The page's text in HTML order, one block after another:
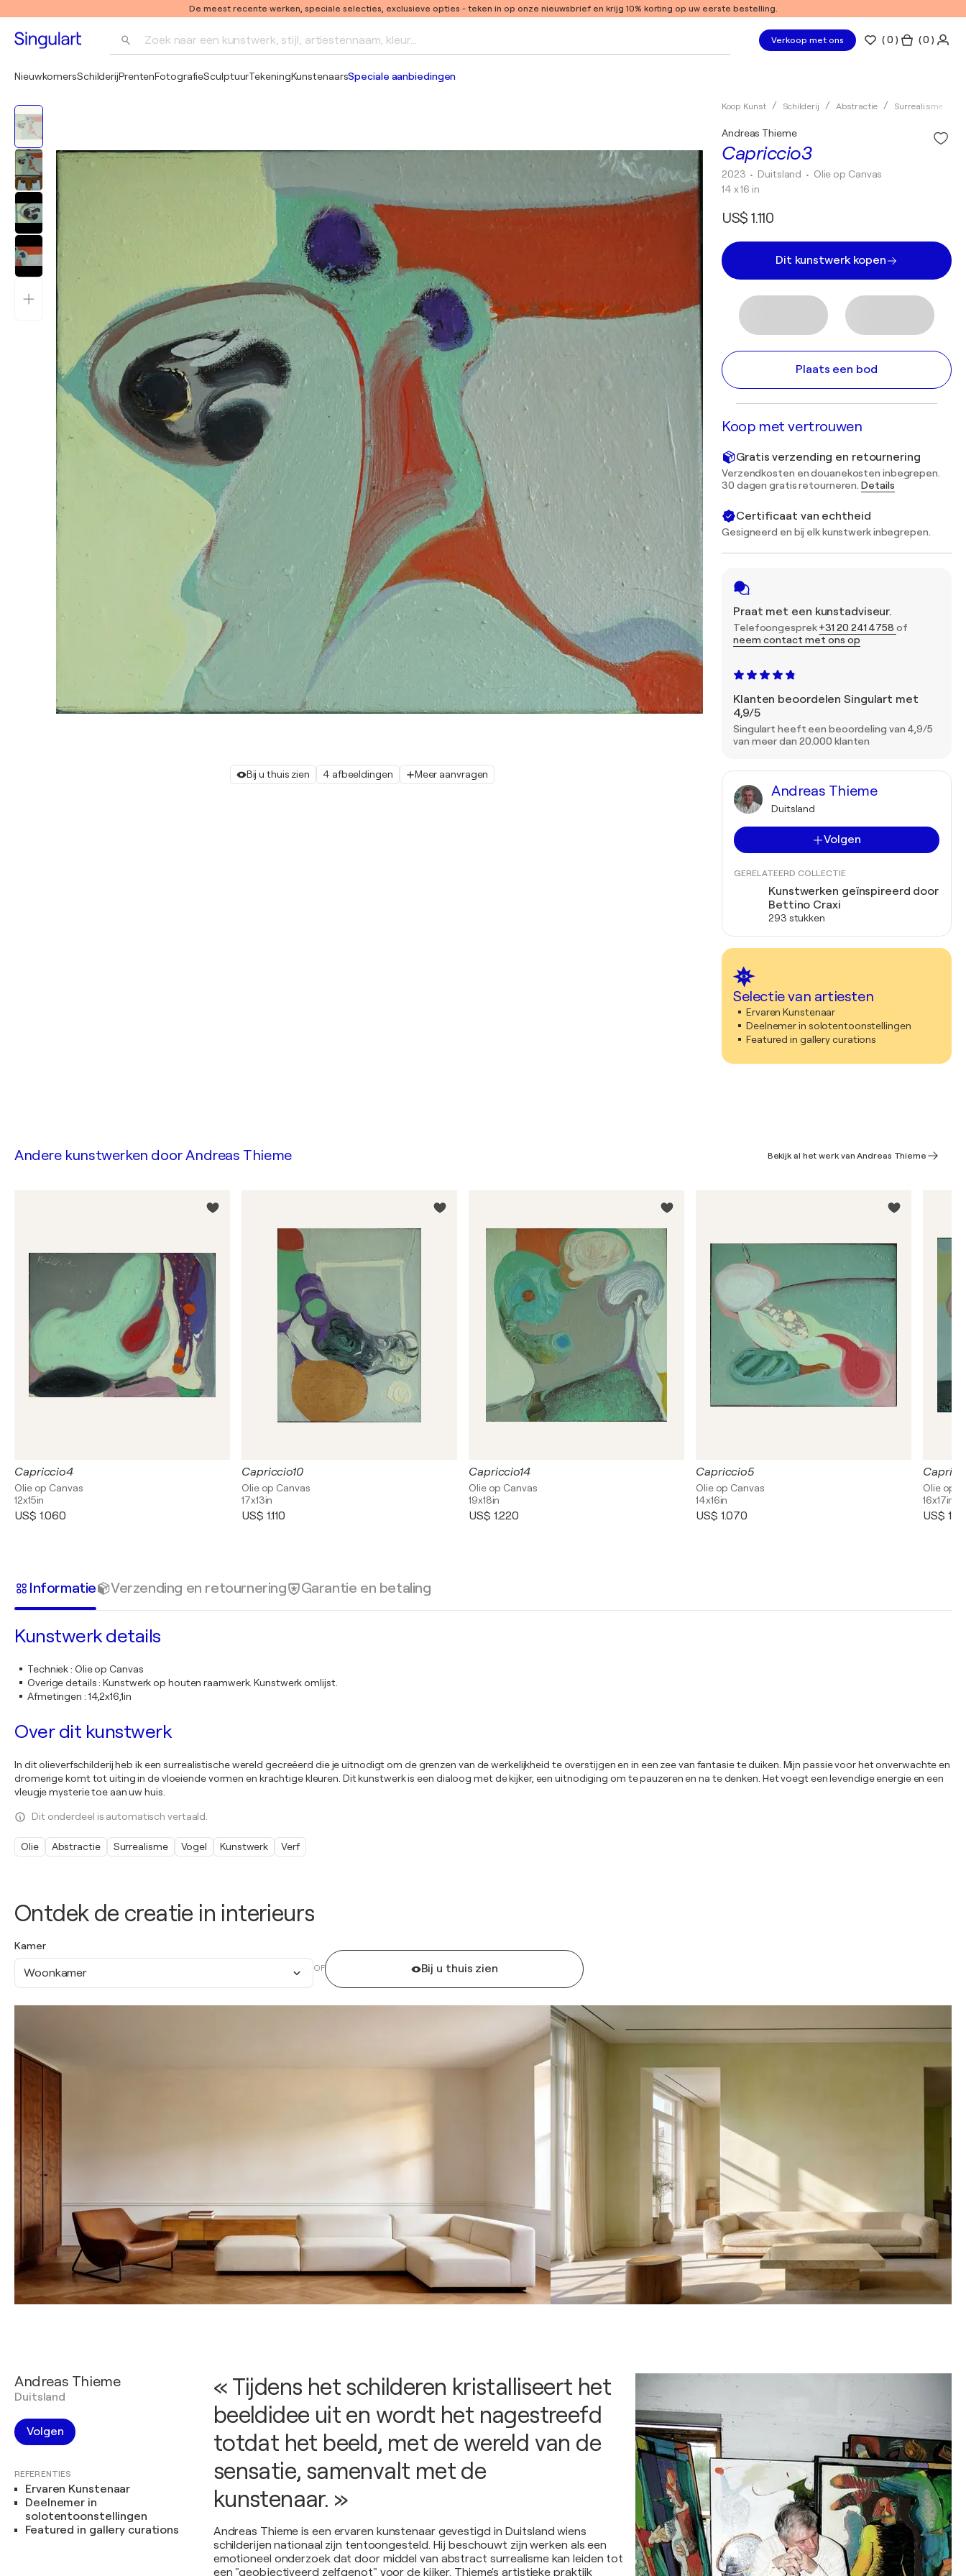
De meest recente werken, speciale selecties, exclusieve opties - teken in op onze nieuwsbrief en krijg 10% korting op uw eerste bestelling.
Zoek naar een kunstwerk, stijl, artiestennaam, kleur... Verkoop met ons (0 ) ( 0 )
NieuwkomersSchilderijPrentenFotografieSculptuurTekeningKunstenaarsSpeciale aanbiedingen
Bij u thuis zien 4 afbeeldingen Meer aanvragen
Koop Kunst Schilderij Abstractie Surrealisme
Capriccio3
Andreas Thieme
2023 • Duitsland • Olie op Canvas
14 x 16 in
US$ 1.110
Dit kunstwerk kopen
Plaats een bod
Koop met vertrouwen
Gratis verzending en retournering
Verzendkosten en douanekosten inbegrepen.
30 dagen gratis retourneren.Details
Certificaat van echtheid
Gesigneerd en bij elk kunstwerk inbegrepen.
Praat met een kunstadviseur.
Telefoongesprek+31 20 241 4758 of
neem contact met ons op
Klanten beoordelen Singulart met
4,9/5
Singulart heeft een beoordeling van 4,9/5
van meer dan 20.000 klanten
Andreas Thieme
Duitsland
Volgen
GERELATEERD COLLECTIE
Kunstwerken geïnspireerd door
Bettino Craxi
293 stukken
Selectie van artiesten
Ervaren Kunstenaar
Deelnemer in solotentoonstellingen
Featured in gallery curations
Ontdek de creatie in interieurs
Kamer
Woonkamer OF Bij u thuis zien
Andere kunstwerken doorAndreas Thieme Bekijk al het werk van Andreas Thieme
Capriccio4
Olie op Canvas
12x15in
US$ 1.060
Capriccio10
Olie op Canvas
17x13in
US$ 1.110
Capriccio14
Olie op Canvas
19x18in
US$ 1.220
Capriccio5
Olie op Canvas
14x16in
US$ 1.070
Olie op
16x17in
US$
Informatie Verzending en retournering Garantie en betaling
Kunstwerk details
Techniek: Olie op Canvas
Overige details:Kunstwerk op houten raamwerk. Kunstwerk omlijst.
Afmetingen : 14,2x16,1in
Over dit kunstwerk
In dit olieverfschilderij heb ik een surrealistische wereld gecreëerd die je uitnodigt om de grenzen van de werkelijkheid te overstijgen en in een zee van fantasie te duiken. Mijn passie voor het onverwachte en
dromerige komt tot uiting in de vloeiende vormen en krachtige kleuren. Dit kunstwerk is een dialoog met de kijker, een uitnodiging om te pauzeren en na te denken. Het voegt een levendige energie en een
vleugje mysterie toe aan uw huis.
Dit onderdeel is automatisch vertaald.
Olie Abstractie Surrealisme Vogel Kunstwerk Verf
Andreas Thieme
Duitsland
Volgen
REFERENTIES
Ervaren Kunstenaar
Deelnemer in
solotentoonstellingen
Featured in gallery curations
« Tijdens het schilderen kristalliseert het
beeldidee uit en wordt het nagestreefd
totdat het beeld, met de wereld van de
sensatie, samenvalt met de
kunstenaar. »
Andreas Thieme is een ervaren kunstenaar gevestigd in Duitsland wiens
schilderijen nationaal zijn tentoongesteld. Hij beschouwt zijn werken als een
emotioneel onderzoek dat door middel van abstract surrealisme kan leiden tot
een "geobjectiveerd zelfgenot" voor de kijker. Thieme's artistieke praktijk